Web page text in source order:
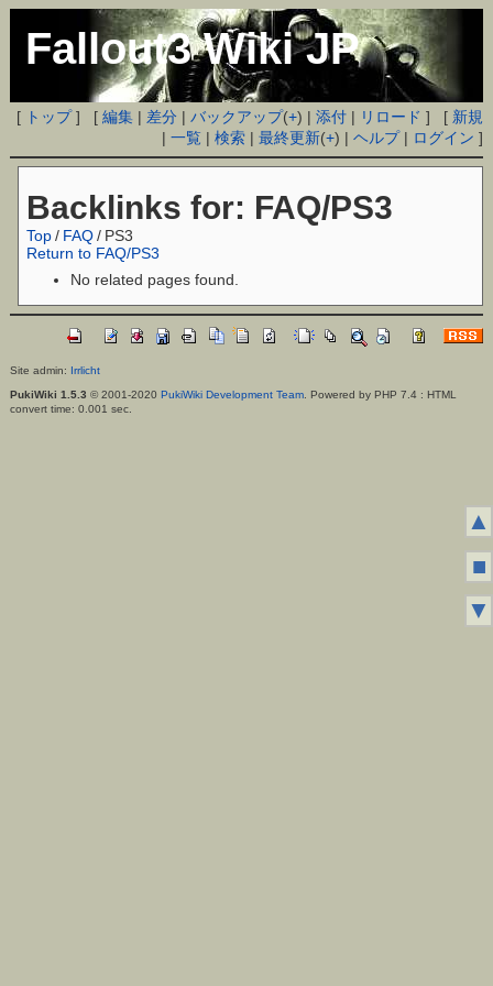
Fallout3 Wiki JP
[ トップ] [編集 | 差分 |バックアップ(+) |添付 | リロード ] [ 新規
|一覧 |検索 |最終更新(+) |ヘルプ| ログイン ]
Backlinks for: FAQ/PS3
Top / FAQ/ PS3
Return to FAQ/PS3
No related pages found.
Site admin: Irrlicht
PukiWiki 1.5.3 © 2001-2020 PukiWiki Development Team. Powered by PHP 7.4 : HTML
convert time: 0.001 sec.
▲
■
▼